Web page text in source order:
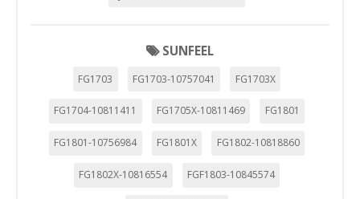
SUNFEEL
FG1703 FG1703-10757041 FG1703X
FG1704-10811411 FG1705X-10811469 FG1801
FG1801-10756984 FG1801X FG1802-10818860
FG1802X-10816554 FGF1803-10845574
"Configuración de cookies" al pie de la página. También puedes